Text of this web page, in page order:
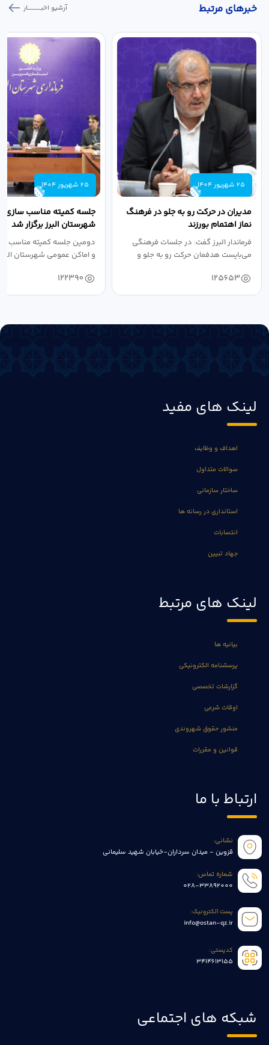
خبر‌های مرتبط آرشیو اخبـــــــــــار
25 شهریور 1404
مدیران در حرکت رو به جلو در فرهنگ
نماز اهتمام بورزند
فرماندار البرز گفت: در جلسات فرهنگی
می‌بایست هدفمان حرکت رو به جلو و
125653
25 شهریور 1404
جلسه کمیته مناسب سازی
شهرستان البرز برگزار شد
دومین جلسه کمیته مناسب
و اماکن عمومی شهرستان
122390
لینک های مفید
اهداف و وظایف
سوالات متداول
ساختار سازمانی
استانداری در رسانه ها
انتصابات
جهاد تبیین
لینک های مرتبط
بیانیه ها
پرسشنامه الکترونیکی
گزارشات تخصصی
اوقات شرعی
منشور حقوق شهروندی
قوانین و مقررات
ارتباط با ما
نشانی:
قزوین - میدان سرداران-خیابان شهید سلیمانی
شماره تماس:
028-33892000
پست الکترونیک:
info@ostan-qz.ir
کدپستی:
3414613155
شبکه های اجتماعی